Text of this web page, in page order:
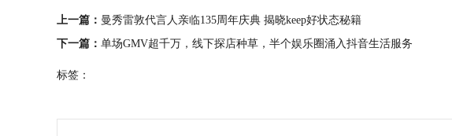
上一篇： 曼秀雷敦代言人亲临135周年庆典 揭晓keep好状态秘籍
下一篇： 单场GMV超千万，线下探店种草，半个娱乐圈涌入抖音生活服务
标签：